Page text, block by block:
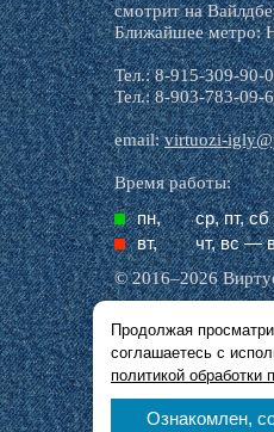
смотрит на
Ближайшее метро:
Тел.: 8-915-309-90-
Тел.: 8-903-783-09-
email:virtuozi-
Время работы:
пн,
ср, пт,
вт,
чт, вс —
© 2016–2026
Все названия
описания,
и тексте,
идентификации.
Продолжая
соглашаетесь с
политикой
Ознакомлен,